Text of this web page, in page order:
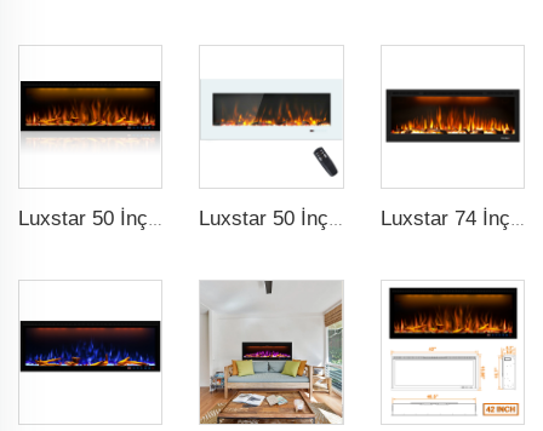
Luxstar 50 İnç Süsleme Şömine ile LCD Akıllı Uzaktan Kumaş Luxstar 50 İnç Beyaz Geniş Ekran Ev Elektrikli Isıtıcılar LED Teknolojisiyle Luxstar 74 İnç Yüksek Kaliteli 3D Duman Etkisi İç Şömine